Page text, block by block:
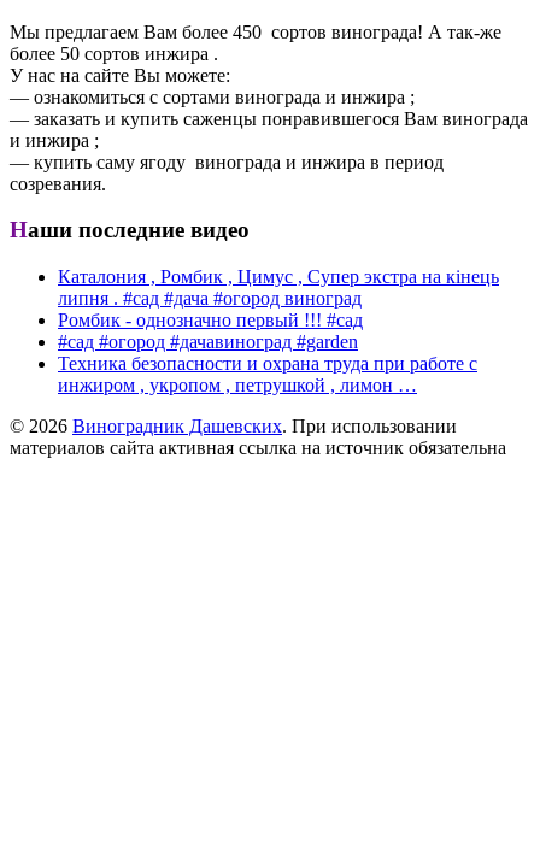
Мы предлагаем Вам более 450 сортов винограда! А так-же
более 50 сортов инжира .
У нас на сайте Вы можете:
— ознакомиться с сортами винограда и инжира ;
— заказать и купить саженцы понравившегося Вам винограда
и инжира ;
— купить саму ягоду винограда и инжира в период
созревания.
Наши последние видео
Каталония , Ромбик , Цимус , Супер экстра на кінець
липня . #сад #дача #огород виноград
Ромбик - однозначно первый !!! #сад
#сад #огород #дачавиноград #garden
Техника безопасности и охрана труда при работе с
инжиром , укропом , петрушкой , лимон …
© 2026 Виноградник Дашевских. При использовании
материалов сайта активная ссылка на источник обязательна